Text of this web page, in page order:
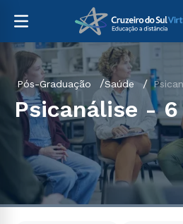
Pós-Graduação Saúde
Psicanálise -